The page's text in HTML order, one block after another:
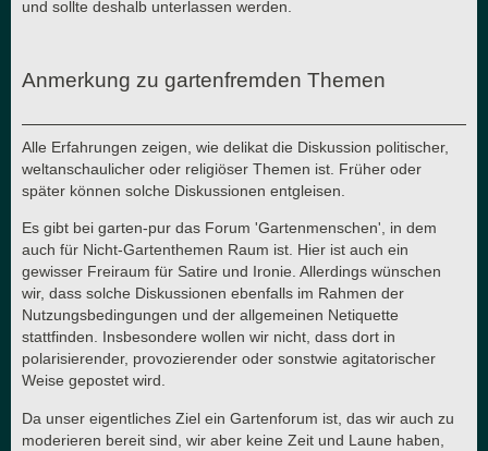
und sollte deshalb unterlassen werden.
Anmerkung zu gartenfremden Themen
Alle Erfahrungen zeigen, wie delikat die Diskussion politischer,
weltanschaulicher oder religiöser Themen ist. Früher oder
später können solche Diskussionen entgleisen.
Es gibt bei garten-pur das Forum 'Gartenmenschen', in dem
auch für Nicht-Gartenthemen Raum ist. Hier ist auch ein
gewisser Freiraum für Satire und Ironie. Allerdings wünschen
wir, dass solche Diskussionen ebenfalls im Rahmen der
Nutzungsbedingungen und der allgemeinen Netiquette
stattfinden. Insbesondere wollen wir nicht, dass dort in
polarisierender, provozierender oder sonstwie agitatorischer
Weise gepostet wird.
Da unser eigentliches Ziel ein Gartenforum ist, das wir auch zu
moderieren bereit sind, wir aber keine Zeit und Laune haben,